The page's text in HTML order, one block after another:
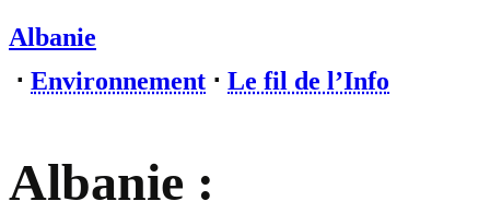
Albanie
⋅ Environnement ⋅ Le fil de l’Info
Albanie :